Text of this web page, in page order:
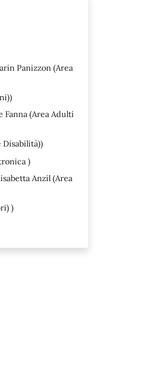
Panizzon (Area
Fanna (Area Adulti
Disabilità))
)
Anzil (Area
)